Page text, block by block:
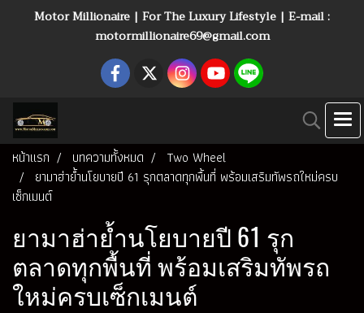
Motor Millionaire | For The Luxury Lifestyle | E-mail :
motormillionaire69@gmail.com
หน้าแรก บทความทั้งหมด
Two Wheel
ยามาฮ่าย้ำนโยบายปี 61 รุกตลาดทุกพื้นที่ พร้อมเสริมทัพรถใหม่ครบ
เซ็กเมนต์
ยามาฮ่าย้ำนโยบายปี 61 รุก
ตลาดทุกพื้นที่ พร้อมเสริมทัพรถ
ใหม่ครบเซ็กเมนต์